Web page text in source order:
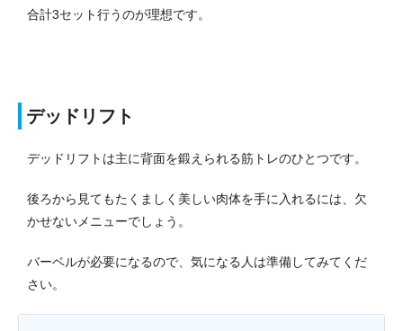
合計3セット行うのが理想です。
デッドリフト
デッドリフトは主に背面を鍛えられる筋トレのひとつです。
後ろから見てもたくましく美しい肉体を手に入れるには、欠
かせないメニューでしょう。
バーベルが必要になるので、気になる人は準備してみてくだ
さい。